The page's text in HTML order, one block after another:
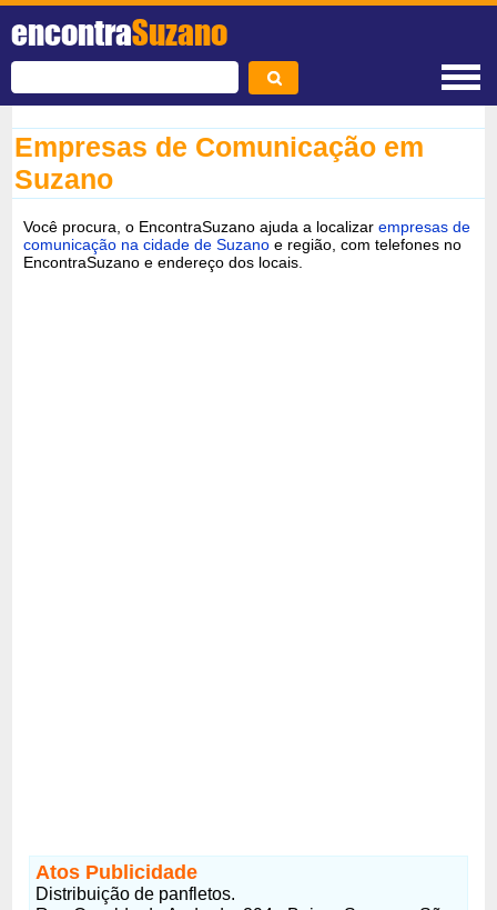
encontraSuzano
Empresas de Comunicação em
Suzano
Você procura, o EncontraSuzano ajuda a localizarempresas de
comunicação na cidade de Suzano e região, com telefones no
EncontraSuzano e endereço dos locais.
Atos Publicidade
Distribuição de panfletos.